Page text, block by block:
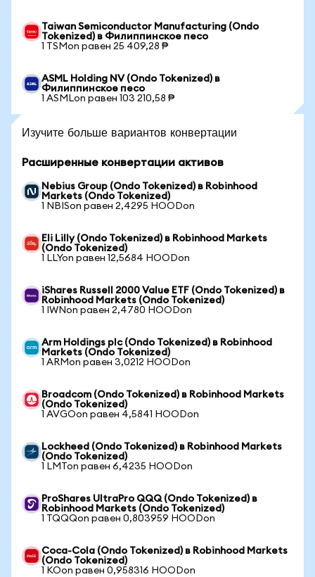
Taiwan Semiconductor Manufacturing (Ondo
Tokenized) в Филиппинское песо
1 TSMon равен 25 409,28 ₱
ASML Holding NV (Ondo Tokenized) в
Филиппинское песо
1 ASMLon равен 103 210,58 ₱
Изучите больше вариантов конвертации
Расширенные конвертации активов
Nebius Group (Ondo Tokenized) в Robinhood
Markets (Ondo Tokenized)
1 NBISon равен 2,4295 HOODon
Eli Lilly (Ondo Tokenized) в Robinhood Markets
(Ondo Tokenized)
1 LLYon равен 12,5684 HOODon
iShares Russell 2000 Value ETF (Ondo Tokenized) в
Robinhood Markets (Ondo Tokenized)
1 IWNon равен 2,4780 HOODon
Arm Holdings plc (Ondo Tokenized) в Robinhood
Markets (Ondo Tokenized)
1 ARMon равен 3,0212 HOODon
Broadcom (Ondo Tokenized) в Robinhood Markets
(Ondo Tokenized)
1 AVGOon равен 4,5841 HOODon
Lockheed (Ondo Tokenized) в Robinhood Markets
(Ondo Tokenized)
1 LMTon равен 6,4235 HOODon
ProShares UltraPro QQQ (Ondo Tokenized) в
Robinhood Markets (Ondo Tokenized)
1 TQQQon равен 0,803959 HOODon
Coca-Cola (Ondo Tokenized) в Robinhood Markets
(Ondo Tokenized)
1 KOon равен 0,958316 HOODon